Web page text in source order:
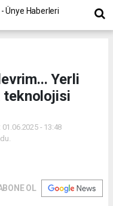
Yerli
teknolojisi
- 13:48
OL